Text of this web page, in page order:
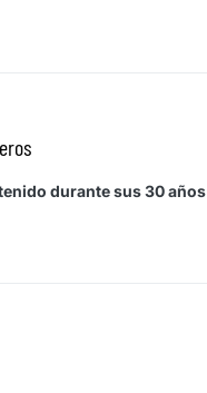
durante sus 30 años